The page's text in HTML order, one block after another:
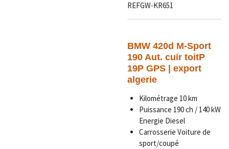
REFGW-KR651
BMW 420d M-Sport
190 Aut. cuir toitP
19P GPS | export
algerie
Kilométrage 10 km
Puissance 190 ch / 140 kW
Energie Diesel
Carrosserie Voiture de
sport/coupé